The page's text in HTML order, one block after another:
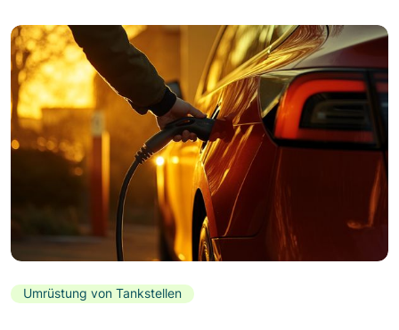
Umrüstung von Tankstellen